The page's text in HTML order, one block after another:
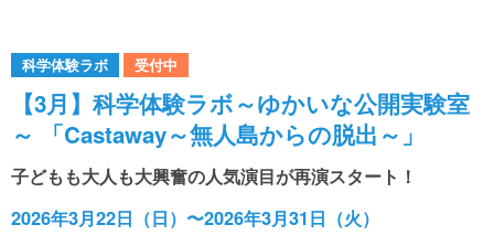
過ごし方ガイド
イベント
館内MAP
科学体験ラボ 受付中
【3月】科学体験ラボ～ゆかいな公開実験室
～ 「Castaway～無人島からの脱出～」
子どもも大人も大興奮の人気演目が再演スタート！
2026年3月22日（日）〜2026年3月31日（火）